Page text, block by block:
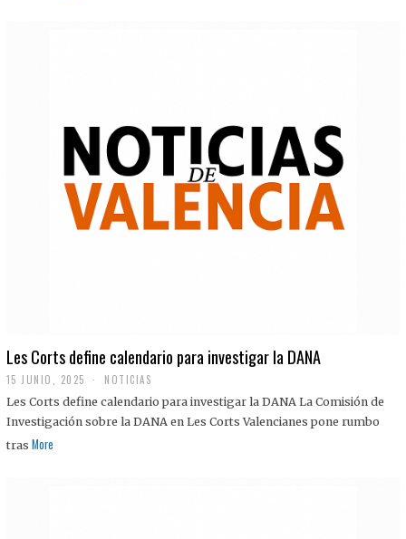
Les Corts define calendario para investigar la DANA
15 JUNIO, 2025 NOTICIAS
Les Corts define calendario para investigar la DANA La Comisión de
Investigación sobre la DANA en Les Corts Valencianes pone rumbo
tras More